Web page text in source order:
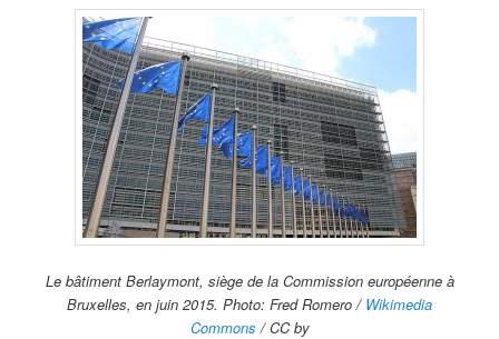
Le bâtiment Berlaymont, siège de la Commission européenne à
Bruxelles, en juin 2015. Photo: Fred Romero / Wikimedia
Commons / CC by